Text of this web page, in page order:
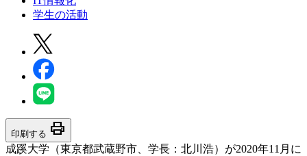
学生の活動
印刷する print
成蹊大学（東京都武蔵野市、学長：北川浩）が2020年11月に